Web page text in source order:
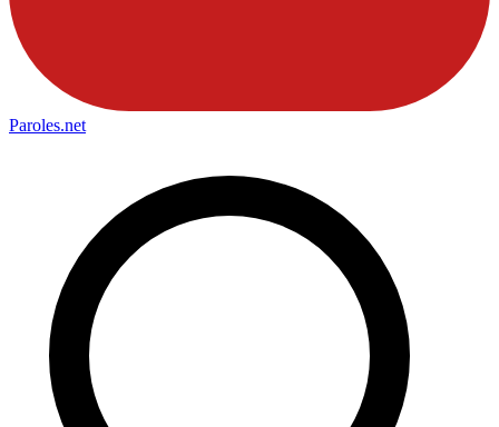
Paroles.net